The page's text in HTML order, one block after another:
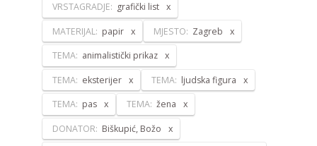
VRSTAGRADJE: grafički list
MATERIJAL: papir MJESTO: Zagreb
TEMA: animalistički prikaz
TEMA: eksterijer TEMA: ljudska figura
TEMA: pas TEMA: žena
DONATOR: Biškupić, Božo